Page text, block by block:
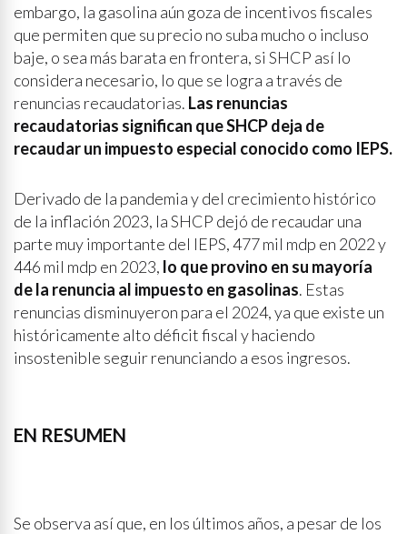
embargo, la gasolina aún goza de incentivos fiscales
que permiten que su precio no suba mucho o incluso
baje, o sea más barata en frontera, si SHCP así lo
considera necesario, lo que se logra a través de
renuncias recaudatorias. Las renuncias
recaudatorias significan que SHCP deja de
recaudar un impuesto especial conocido como IEPS.
Derivado de la pandemia y del crecimiento histórico
de la inflación 2023, la SHCP dejó de recaudar una
parte muy importante del IEPS, 477 mil mdp en 2022 y
446 mil mdp en 2023, lo que provino en su mayoría
de la renuncia al impuesto en gasolinas. Estas
renuncias disminuyeron para el 2024, ya que existe un
históricamente alto déficit fiscal y haciendo
insostenible seguir renunciando a esos ingresos.
EN RESUMEN
Se observa así que, en los últimos años, a pesar de los